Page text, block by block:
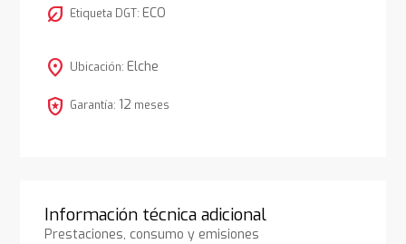
nest_eco_leaf Etiqueta DGT: ECO
location_on Ubicación: Elche
local_police Garantía: 12 meses
Información técnica adicional
Prestaciones, consumo y emisiones